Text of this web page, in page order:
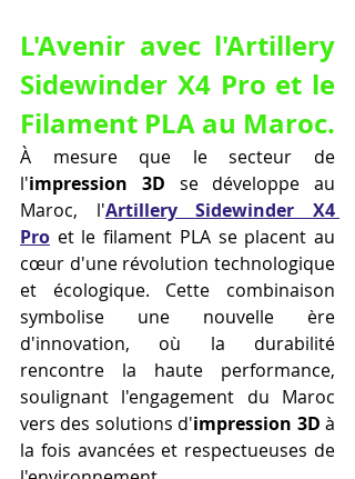
L'Avenir avec l'Artillery
Sidewinder X4 Pro et le
Filament PLA au Maroc.
À mesure que le secteur de
l'impression 3D se développe au
Maroc, l'Artillery Sidewinder X4
Pro et le filament PLA se placent au
cœur d'une révolution technologique
et écologique. Cette combinaison
symbolise une nouvelle ère
d'innovation, où la durabilité
rencontre la haute performance,
soulignant l'engagement du Maroc
vers des solutions d'impression 3D à
la fois avancées et respectueuses de